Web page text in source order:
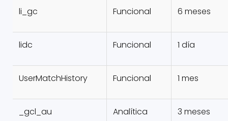
li_gc Funcional 6 meses
lidc Funcional 1 día
UserMatchHistory Funcional 1 mes
_gcl_au Analítica 3 meses